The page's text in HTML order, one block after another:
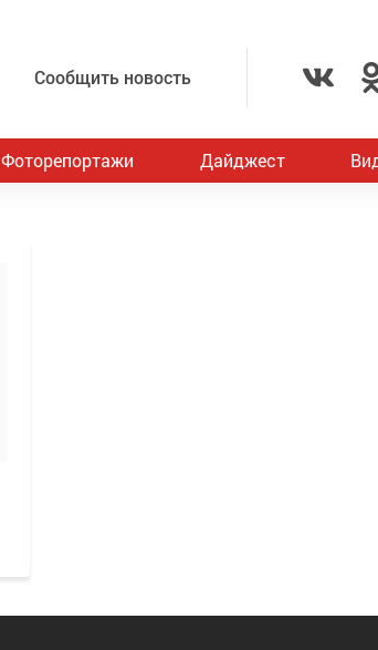
Сообщить новость
Фоторепортажи Дайджест